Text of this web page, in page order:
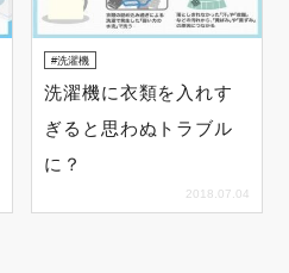
洗濯機
洗濯機に衣類を入れす
ぎると思わぬトラブル
に？
2018.07.04